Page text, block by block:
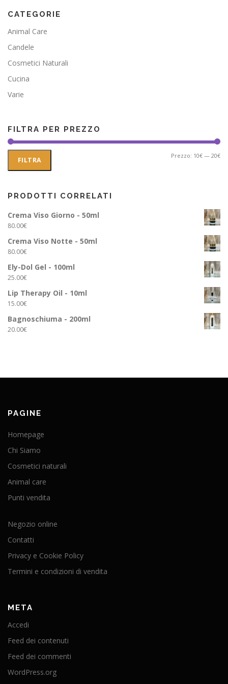
Le
nella
CATEGORIE
Animal Care
Candele
Cosmetici Naturali
Cucina
Varie
FILTRA PER PREZZO
FILTRA Prezzo: 10€ — 20€
PRODOTTI CORRELATI
Crema Viso Giorno - 50ml
80.00€
Crema Viso Notte - 50ml
80.00€
Ely-Dol Gel - 100ml
25.00€
Lip Therapy Oil - 10ml
15.00€
Bagnoschiuma - 200ml
20.00€
PAGINE
Homepage
Chi Siamo
Cosmetici naturali
Animal care
Punti vendita
Negozio online
Contatti
Privacy e Cookie Policy
Termini e condizioni di vendita
META
Accedi
Feed dei contenuti
Feed dei commenti
WordPress.org